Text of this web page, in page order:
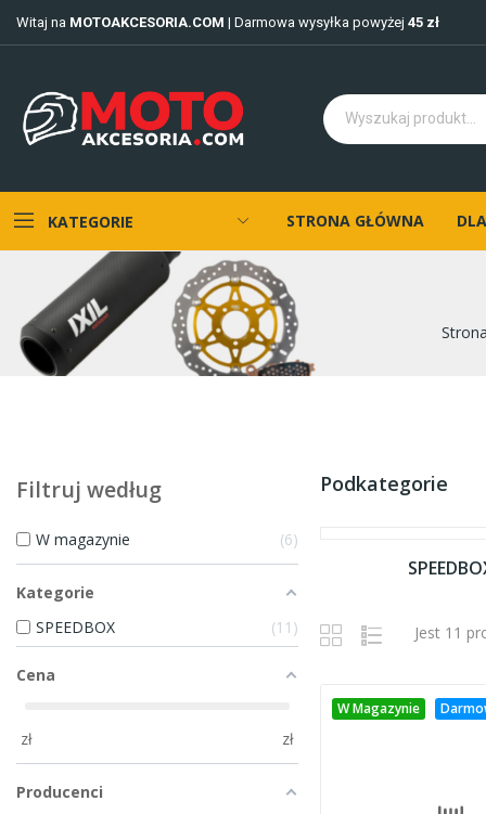
Witaj na MOTOAKCESORIA.COM | Darmowa wysyłka powyżej 45 zł
KATEGORIE STRONA GŁÓWNA
Filtruj według
W magazynie 6
Kategorie
SPEEDBOX
11
Cena
zł zł
Producenci
Podkategorie
Jest 11
W Magazynie